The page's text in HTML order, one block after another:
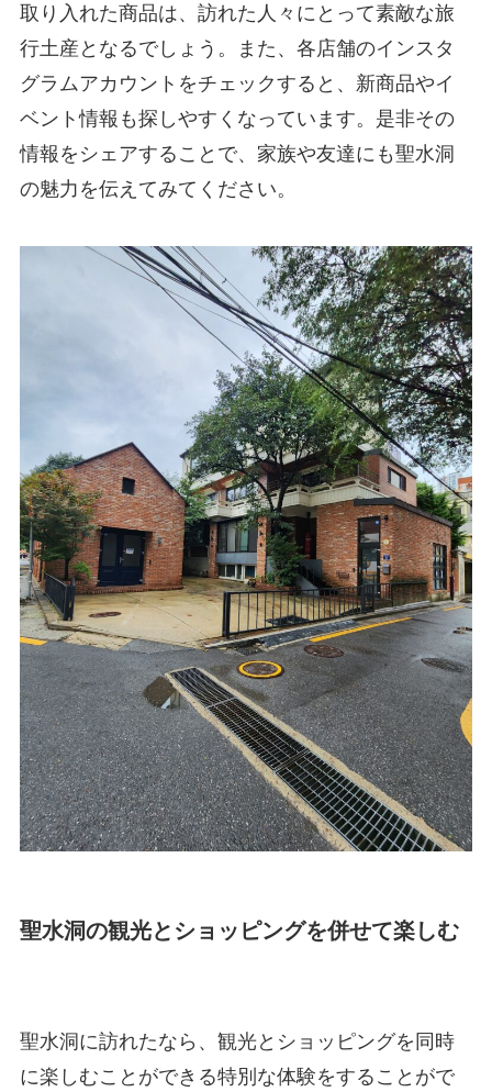
取り入れた商品は、訪れた人々にとって素敵な旅
行土産となるでしょう。また、各店舗のインスタ
グラムアカウントをチェックすると、新商品やイ
ベント情報も探しやすくなっています。是非その
情報をシェアすることで、家族や友達にも聖水洞
の魅力を伝えてみてください。
聖水洞の観光とショッピングを併せて楽しむ
聖水洞に訪れたなら、観光とショッピングを同時
に楽しむことができる特別な体験をすることがで